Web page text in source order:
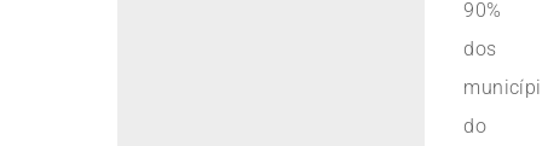
90%
dos
do